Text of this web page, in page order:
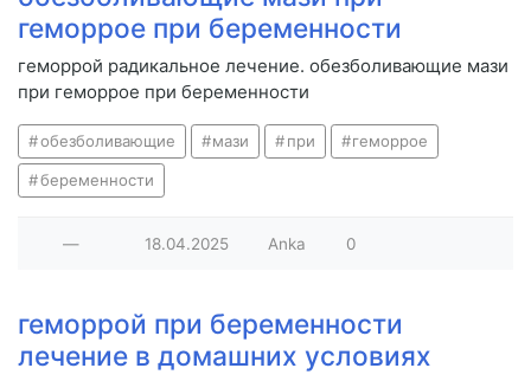
геморрое при беременности
геморрой радикальное лечение. обезболивающие мази
при геморрое при беременности
обезболивающие мази при геморрое
беременности
— 18.04.2025 Anka 0
геморрой при беременности
лечение в домашних условиях